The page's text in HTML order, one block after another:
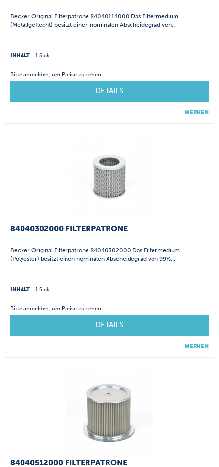
Becker Original Filterpatrone 84040114000 Das Filtermedium
(Metallgeflecht) besitzt einen nominalen Abscheidegrad von...
INHALT 1 Stck.
Bitteanmelden, um Preise zu sehen.
DETAILS
MERKEN
84040302000 FILTERPATRONE
Becker Original Filterpatrone 84040302000 Das Filtermedium
(Polyester) besitzt einen nominalen Abscheidegrad von 99%...
INHALT 1 Stck.
Bitteanmelden, um Preise zu sehen.
DETAILS
MERKEN
84040512000 FILTERPATRONE